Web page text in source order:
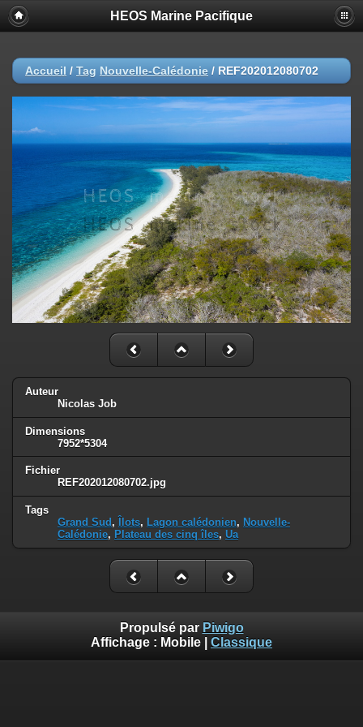
HEOS Marine Pacifique
Accueil / Tag Nouvelle-Calédonie / REF202012080702
Auteur
Nicolas Job
Dimensions
7952*5304
Fichier
REF202012080702.jpg
Tags
Grand Sud , Îlots, Lagon calédonien, Nouvelle-
Calédonie, Plateau des cinq îles, Ua
Propulsé par Piwigo
Affichage : Mobile Classique